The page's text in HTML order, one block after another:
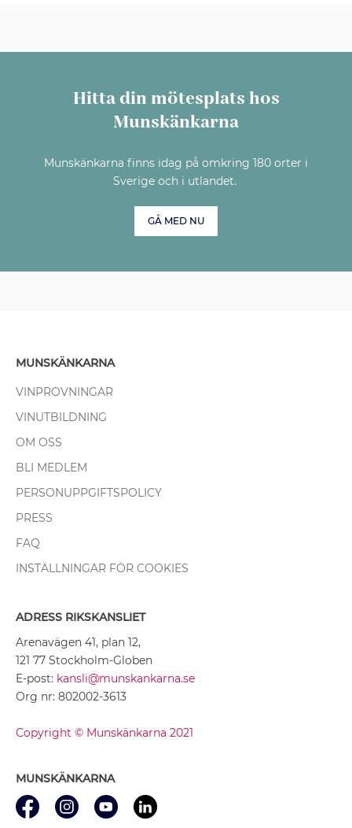
Hitta din mötesplats hos
Munskänkarna
Munskänkarna finns idag på omkring 180 orter i
Sverige och i utlandet.
GÅ MED NU
MUNSKÄNKARNA
VINPROVNINGAR
VINUTBILDNING
OM OSS
BLI MEDLEM
PERSONUPPGIFTSPOLICY
PRESS
FAQ
INSTÄLLNINGAR FÖR COOKIES
ADRESS RIKSKANSLIET
Arenavägen 41, plan 12,
121 77 Stockholm-Globen
E-post: kansli@munskankarna.se
Org nr: 802002-3613
Copyright © Munskänkarna 2021
MUNSKÄNKARNA